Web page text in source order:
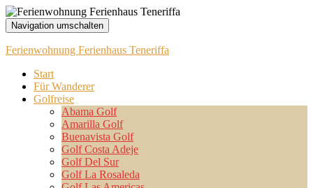
Navigation umschalten
Ferienwohnung Ferienhaus Teneriffa
Start
Für Wanderer
Golfreise
Abama Golf
Amarilla Golf
Buenavista Golf
Golf Costa Adeje
Golf Del Sur
Golf La Rosaleda